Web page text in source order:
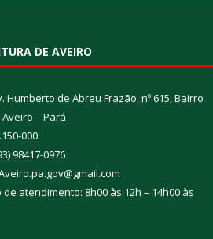
DE AVEIRO
Humberto de Abreu Frazão, nº 615, Bairro
– Pará
000.
98417-0976
atendimento: 8h00 às 12h – 14h00 às